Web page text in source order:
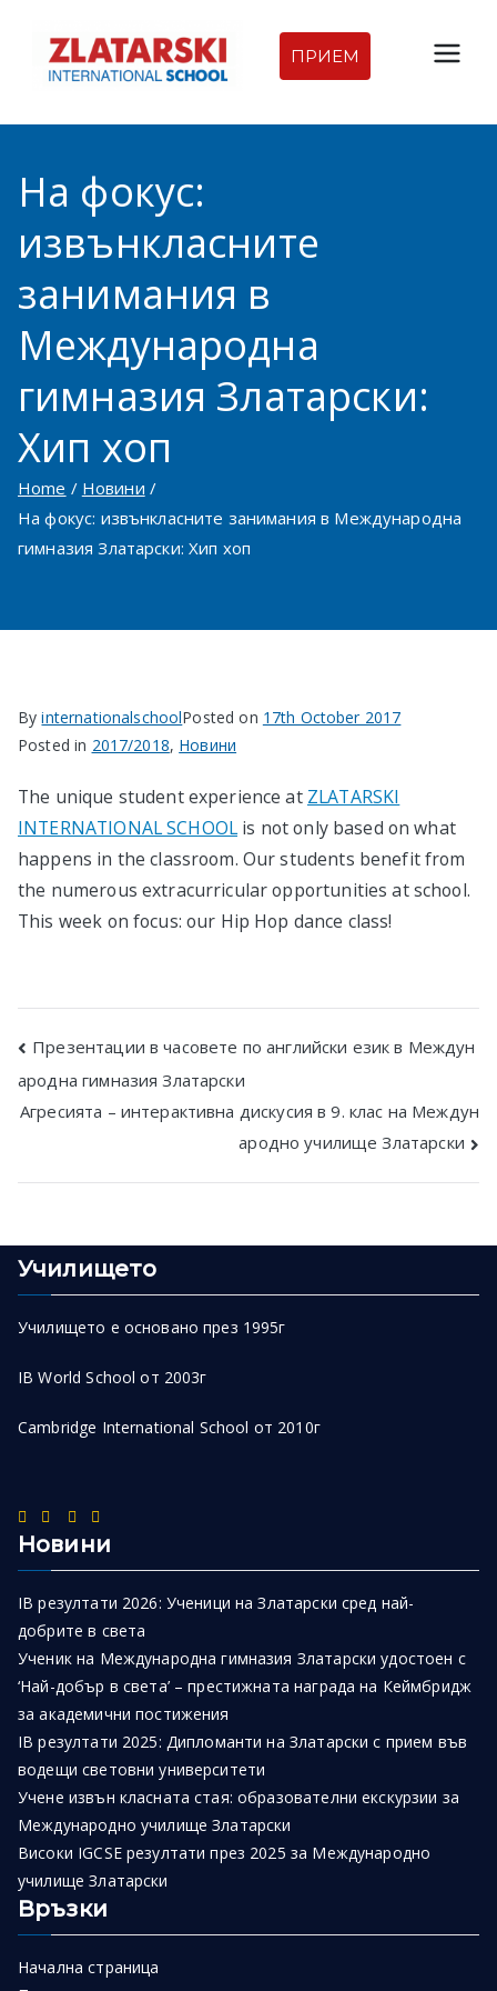
content
Междуна
родна
Златарск
и |
Междуна
родно
в София
ПРИЕМ
На фокус:
извънкласните
занимания в
Международна
гимназия Златарски:
Хип хоп
Home
Новини
На фокус: извънкласните занимания в Международна
гимназия Златарски: Хип хоп
ByinternationalschoolPosted on 17th October 2017
Posted in 2017/2018, Новини
The unique student experience at ZLATARSKI
INTERNATIONAL SCHOOLis not only based on what
happens in the classroom. Our students benefit from
the numerous extracurricular opportunities at school.
This week on focus: our Hip Hop dance class!
Post
navigation
Презентации в часовете по английски език в Междун
ародна гимназия Златарски
Агресията – интерактивна дискусия в 9. клас на Междун
ародно училище Златарски
Училището
Училището е основано през 1995г
IB World School от 2003г
Cambridge International School от 2010г
Новини
IB резултати 2026: Ученици на Златарски сред най-
добрите в света
Ученик на Международна гимназия Златарски удостоен с
‘Най-добър в света’ – престижната награда на Кеймбридж
за академични постижения
IB резултати 2025: Дипломанти на Златарски с прием във
водещи световни университети
Учене извън класната стая: образователни екскурзии за
Международно училище Златарски
Високи IGCSE резултати през 2025 за Международно
училище Златарски
Връзки
Начална страница